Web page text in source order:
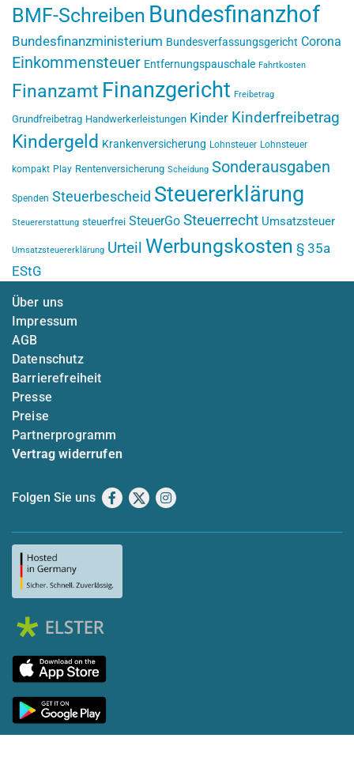
BMF-Schreiben Bundesfinanzhof
Bundesfinanzministerium Bundesverfassungsgericht Corona
Einkommensteuer Entfernungspauschale Fahrtkosten
Finanzamt Finanzgericht Freibetrag
Grundfreibetrag Handwerkerleistungen Kinder Kinderfreibetrag
Kindergeld Krankenversicherung Lohnsteuer Lohnsteuer
kompakt Play Rentenversicherung Scheidung Sonderausgaben
Spenden Steuerbescheid Steuererklärung
Steuererstattung steuerfrei SteuerGo Steuerrecht Umsatzsteuer
Umsatzsteuererklärung Urteil Werbungskosten § 35a
EStG
Über uns
Impressum
AGB
Datenschutz
Barrierefreiheit
Presse
Preise
Partnerprogramm
Vertrag widerrufen
Folgen Sie uns Facebook
X Instagram